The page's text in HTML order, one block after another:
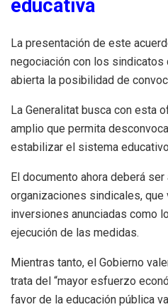
educativa
La presentación de este
negociación con los sindicatos
abierta la posibilidad de
La Generalitat busca con esta
amplio que permita
estabilizar el sistema
El documento ahora deberá
organizaciones sindicales, que
inversiones anunciadas como
ejecución de las medidas.
Mientras tanto, el Gobierno
trata del “mayor esfuerzo
favor de la educación pública